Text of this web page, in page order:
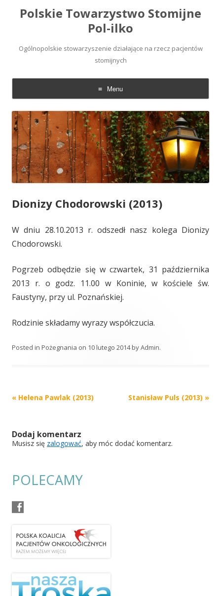
Polskie Towarzystwo Stomijne
Pol-ilko
Ogólnopolskie stowarzyszenie działające na rzecz pacjentów
stomijnych
Menu
Skip
to
content
Dionizy Chodorowski (2013)
W dniu 28.10.2013 r. odszedł nasz kolega Dionizy
Chodorowski.
Pogrzeb odbędzie się w czwartek, 31 października
2013 r. o godz. 11.00 w Koninie, w kościele św.
Faustyny, przy ul. Poznańskiej.
Rodzinie składamy wyrazy współczucia.
Posted in Pożegnania on 10 lutego 2014byAdmin.
Post
« Helena Pawlak (2013) Stanisław Puls (2013) »
Dodaj komentarz
Musisz się zalogować, aby móc dodać komentarz.
POLECAMY